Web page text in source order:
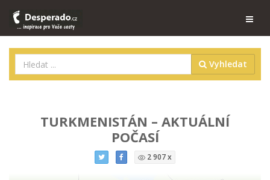
Vyhledat
TURKMENISTÁN – AKTUÁLNÍ
POČASÍ
2 907 x